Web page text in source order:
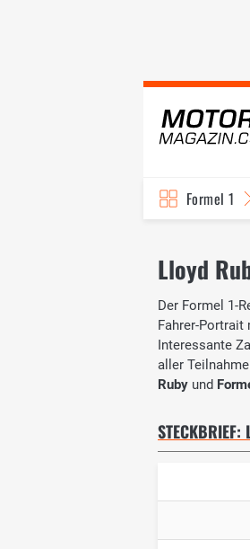
Formel 1
Lloyd
Der Formel 1-
Fahrer-Portrait
Interessante
aller
Ruby und
STECKBRIEF: